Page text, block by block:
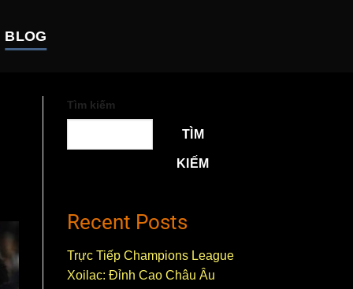
BLOG
Tìm kiếm
TÌM
KIẾM
Recent Posts
Trực Tiếp Champions League
Xoilac: Đỉnh Cao Châu Âu